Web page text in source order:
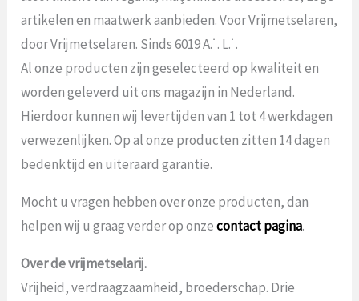
artikelen en maatwerk aanbieden. Voor Vrijmetselaren,
door Vrijmetselaren. Sinds 6019 A.˙. L.˙.
Al onze producten zijn geselecteerd op kwaliteit en
worden geleverd uit ons magazijn in Nederland.
Hierdoor kunnen wij levertijden van 1 tot 4 werkdagen
verwezenlijken. Op al onze producten zitten 14 dagen
bedenktijd en uiteraard garantie.
Mocht u vragen hebben over onze producten, dan
helpen wij u graag verder op onzecontact pagina.
Over de vrijmetselarij.
Vrijheid, verdraagzaamheid, broederschap. Drie